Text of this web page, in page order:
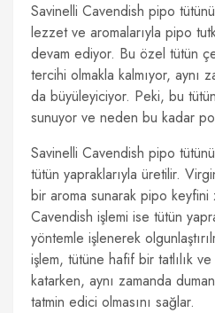
Savinelli Cavendish pipo
lezzet ve aromalarıyla pipo
devam ediyor. Bu özel tütün
tercihi olmakla kalmıyor, aynı
da büyüleyiciyor. Peki, bu
sunuyor ve neden bu kadar
Savinelli Cavendish pipo
tütün yapraklarıyla üretilir.
bir aroma sunarak pipo keyfini
Cavendish işlemi ise tütün
yöntemle işlenerek
işlem, tütüne hafif bir tatlılık
katarken, aynı zamanda
tatmin edici olmasını sağlar.